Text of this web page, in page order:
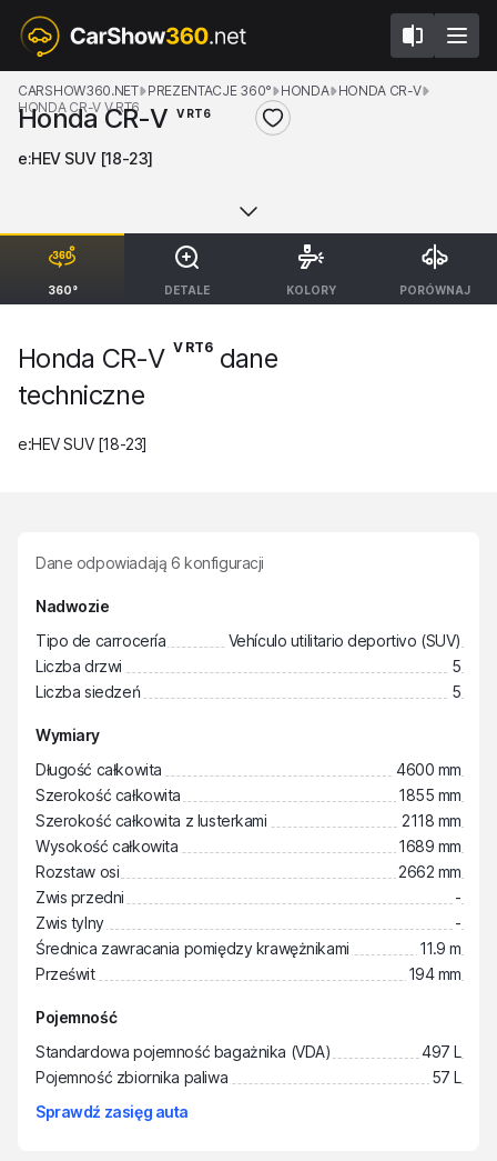
360° DETALE KOLORY PORÓWNAJ
CARSHOW360.NET PREZENTACJE 360° HONDA
HONDA CR-V
HONDA CR-V V RT6
Honda CR-V V RT6
e:HEV SUV [18-23]
Honda CR-V V RT6dane
techniczne
e:HEV SUV [18-23]
Dane odpowiadają 6 konfiguracji
Nadwozie
Tipo de carrocería
Vehículo utilitario deportivo (SUV)
Liczba drzwi
5
Liczba siedzeń
5
Wymiary
Długość całkowita
4600 mm
Szerokość całkowita
1855 mm
Szerokość całkowita z lusterkami
2118 mm
Wysokość całkowita
1689 mm
Rozstaw osi
2662 mm
Zwis przedni
-
Zwis tylny
-
Średnica zawracania pomiędzy krawężnikami
11.9 m
Prześwit
194 mm
Pojemność
Standardowa pojemność bagażnika (VDA)
497 L
Pojemność zbiornika paliwa
57 L
Sprawdź zasięg auta